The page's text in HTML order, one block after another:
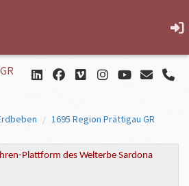
1695 Region Prättigau GR
Plattform des Welterbe Sardona